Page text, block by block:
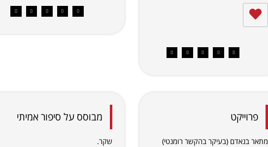
פרוייקט
מתאר בנאדם (בעיקר בהקשר רומנטי)
מבוסס על סיפור אמיתי
שקר.